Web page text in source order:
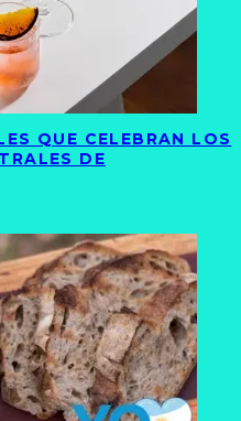
QUE CELEBRAN LOS
DE